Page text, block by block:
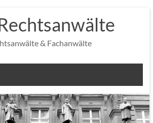
& Fachanwälte